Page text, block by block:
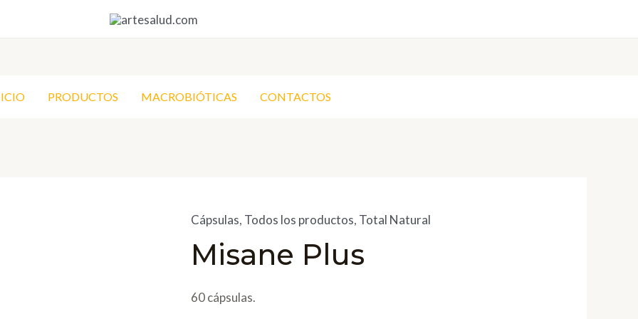
PRODUCTOS MACROBIÓTICAS CONTACTOS
Cápsulas, Todos los productos, Total Natural
Misane Plus
60 cápsulas.